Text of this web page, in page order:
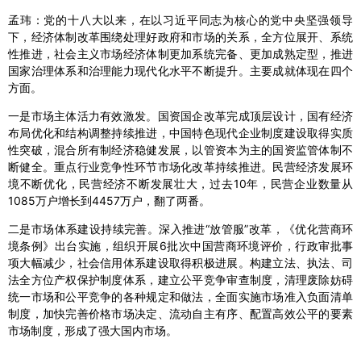
孟玮：党的十八大以来，在以习近平同志为核心的党中央坚强领导
下，经济体制改革围绕处理好政府和市场的关系，全方位展开、系统
性推进，社会主义市场经济体制更加系统完备、更加成熟定型，推进
国家治理体系和治理能力现代化水平不断提升。主要成就体现在四个
方面。
一是市场主体活力有效激发。国资国企改革完成顶层设计，国有经济
布局优化和结构调整持续推进，中国特色现代企业制度建设取得实质
性突破，混合所有制经济稳健发展，以管资本为主的国资监管体制不
断健全。重点行业竞争性环节市场化改革持续推进。民营经济发展环
境不断优化，民营经济不断发展壮大，过去10年，民营企业数量从
1085万户增长到4457万户，翻了两番。
二是市场体系建设持续完善。深入推进“放管服”改革，《优化营商环
境条例》出台实施，组织开展6批次中国营商环境评价，行政审批事
项大幅减少，社会信用体系建设取得积极进展。构建立法、执法、司
法全方位产权保护制度体系，建立公平竞争审查制度，清理废除妨碍
统一市场和公平竞争的各种规定和做法，全面实施市场准入负面清单
制度，加快完善价格市场决定、流动自主有序、配置高效公平的要素
市场制度，形成了强大国内市场。